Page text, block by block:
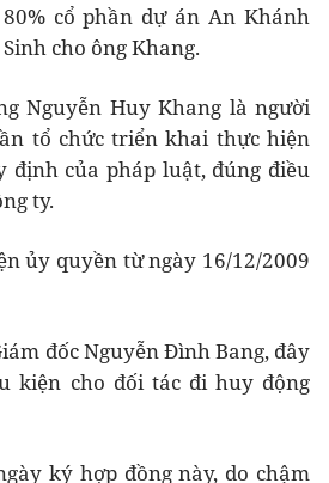
cổ phần dự án An Khánh
cho ông Khang.
Nguyễn Huy Khang là người
tổ chức triển khai thực hiện
định của pháp luật, đúng điều
ty.
ủy quyền từ ngày 16/12/2009
đốc Nguyễn Đình Bang, đây
kiện cho đối tác đi huy động
ký hợp đồng này, do chậm